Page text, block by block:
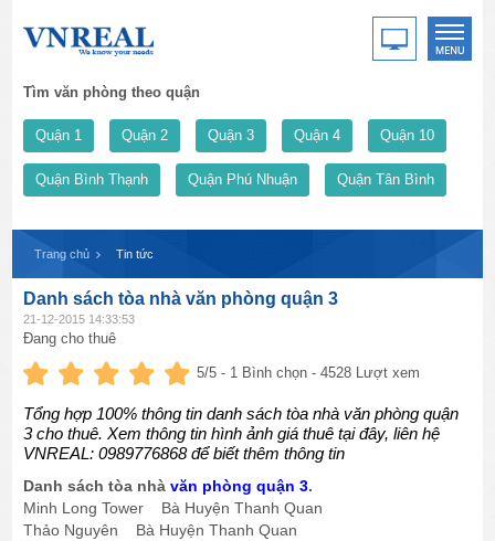
Tìm văn phòng theo quận
Quận 1 Quận 2 Quận 3 Quận 4 Quận 10
Quận Bình Thạnh Quận Phú Nhuận Quận Tân Bình
Trang chủ Tin tức
Danh sách tòa nhà văn phòng quận 3
21-12-2015 14:33:53
Đang cho thuê
5/5 - 1 Bình chọn - 4528 Lượt xem
Tổng hợp 100% thông tin danh sách tòa nhà văn phòng quận
3 cho thuê. Xem thông tin hình ảnh giá thuê tại đây, liên hệ
VNREAL: 0989776868 để biết thêm thông tin
Danh sách tòa nhàvăn phòng quận 3.
Minh Long Tower Bà Huyện Thanh Quan
Thảo Nguyên Bà Huyện Thanh Quan